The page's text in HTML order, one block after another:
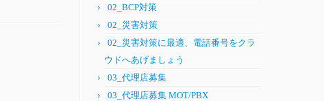
02_BCP対策
02_災害対策
02_災害対策に最適、電話番号をクラ
ウドへあげましょう
03_代理店募集
03_代理店募集 MOT/PBX